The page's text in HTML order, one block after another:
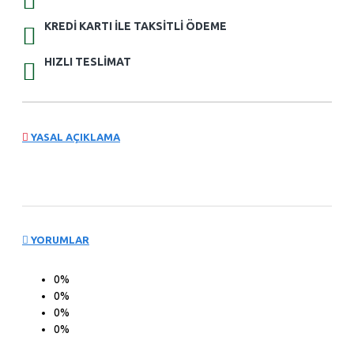
KREDI KARTI ILE TAKSITLI ÖDEME
HIZLI TESLIMAT
YASAL AÇIKLAMA
YORUMLAR
0%
0%
0%
0%